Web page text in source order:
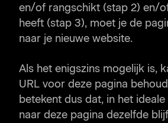
en/of rangschikt (stap 2) en/
heeft (stap 3), moet je de
naar je nieuwe website.
Als het enigszins mogelijk is,
URL voor deze pagina
betekent dus dat, in het
naar deze pagina dezelfde